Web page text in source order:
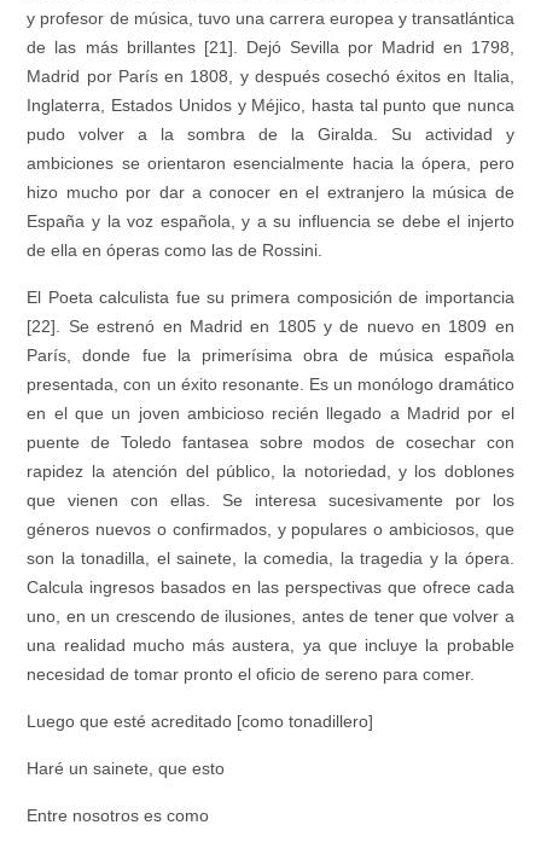
y profesor de música, tuvo una carrera europea y transatlántica
de las más brillantes [21]. Dejó Sevilla por Madrid en 1798,
Madrid por París en 1808, y después cosechó éxitos en Italia,
Inglaterra, Estados Unidos y Méjico, hasta tal punto que nunca
pudo volver a la sombra de la Giralda. Su actividad y
ambiciones se orientaron esencialmente hacia la ópera, pero
hizo mucho por dar a conocer en el extranjero la música de
España y la voz española, y a su influencia se debe el injerto
de ella en óperas como las de Rossini.
El Poeta calculista fue su primera composición de importancia
[22]. Se estrenó en Madrid en 1805 y de nuevo en 1809 en
París, donde fue la primerísima obra de música española
presentada, con un éxito resonante. Es un monólogo dramático
en el que un joven ambicioso recién llegado a Madrid por el
puente de Toledo fantasea sobre modos de cosechar con
rapidez la atención del público, la notoriedad, y los doblones
que vienen con ellas. Se interesa sucesivamente por los
géneros nuevos o confirmados, y populares o ambiciosos, que
son la tonadilla, el sainete, la comedia, la tragedia y la ópera.
Calcula ingresos basados en las perspectivas que ofrece cada
uno, en un crescendo de ilusiones, antes de tener que volver a
una realidad mucho más austera, ya que incluye la probable
necesidad de tomar pronto el oficio de sereno para comer.
Luego que esté acreditado [como tonadillero]
Haré un sainete, que esto
Entre nosotros es como